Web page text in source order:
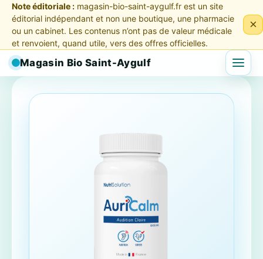
Note éditoriale : magasin-bio-saint-aygulf.fr est un site
éditorial indépendant et non une boutique, une pharmacie
ou un cabinet. Les contenus n’ont pas de valeur médicale
et renvoient, quand utile, vers des offres officielles.
×
Magasin Bio Saint-Aygulf Menu